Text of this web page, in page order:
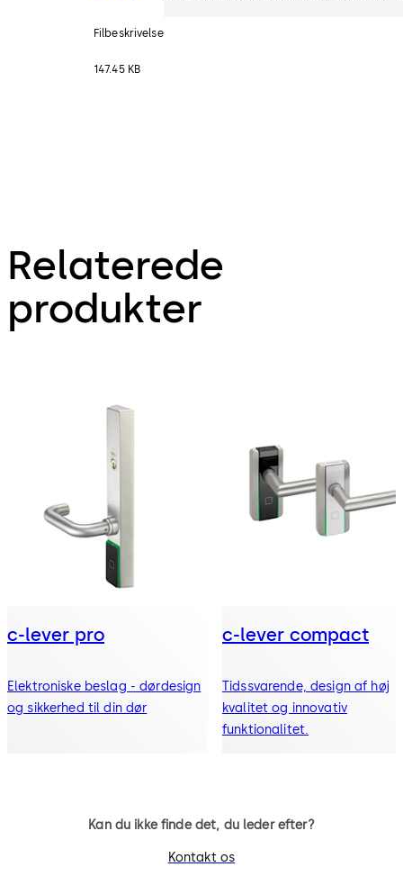
Filbeskrivelse
147.45 KB
Relaterede
produkter
c-lever pro
Elektroniske beslag - dørdesign
og sikkerhed til din dør
c-lever compact
Tidssvarende, design af høj
kvalitet og innovativ
funktionalitet.
Kan du ikke finde det, du leder efter?
Kontakt os